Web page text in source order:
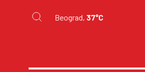
Beograd, 37°C